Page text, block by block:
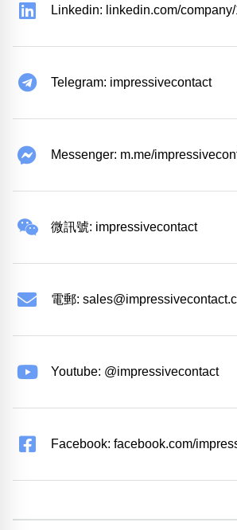
Linkedin: linkedin.com/
Telegram: impressivecontact
Messenger: m.me/
微訊號: impressivecontact
電郵:
Youtube: @impressivecontact
Facebook: facebook.com/